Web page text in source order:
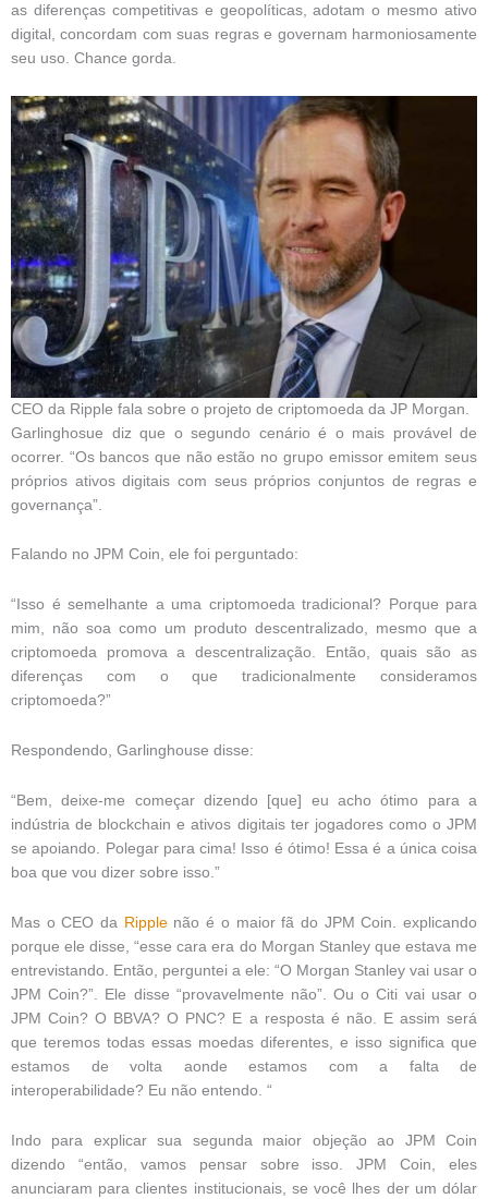
as diferenças competitivas e geopolíticas, adotam o mesmo ativo
digital, concordam com suas regras e governam harmoniosamente
seu uso. Chance gorda.
CEO da Ripple fala sobre o projeto de criptomoeda da JP Morgan.
Garlinghosue diz que o segundo cenário é o mais provável de
ocorrer. “Os bancos que não estão no grupo emissor emitem seus
próprios ativos digitais com seus próprios conjuntos de regras e
governança”.
Falando no JPM Coin, ele foi perguntado:
“Isso é semelhante a uma criptomoeda tradicional? Porque para
mim, não soa como um produto descentralizado, mesmo que a
criptomoeda promova a descentralização. Então, quais são as
diferenças com o que tradicionalmente consideramos
criptomoeda?”
Respondendo, Garlinghouse disse:
“Bem, deixe-me começar dizendo [que] eu acho ótimo para a
indústria de blockchain e ativos digitais ter jogadores como o JPM
se apoiando. Polegar para cima! Isso é ótimo! Essa é a única coisa
boa que vou dizer sobre isso.”
Mas o CEO da Ripplenão é o maior fã do JPM Coin. explicando
porque ele disse, “esse cara era do Morgan Stanley que estava me
entrevistando. Então, perguntei a ele: “O Morgan Stanley vai usar o
JPM Coin?”. Ele disse “provavelmente não”. Ou o Citi vai usar o
JPM Coin? O BBVA? O PNC? E a resposta é não. E assim será
que teremos todas essas moedas diferentes, e isso significa que
estamos de volta aonde estamos com a falta de
interoperabilidade? Eu não entendo. “
Indo para explicar sua segunda maior objeção ao JPM Coin
dizendo “então, vamos pensar sobre isso. JPM Coin, eles
anunciaram para clientes institucionais, se você lhes der um dólar